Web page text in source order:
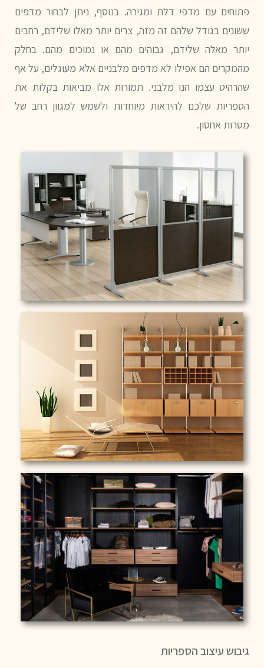
פתוחים עם מדפי דלת ומגירה. בנוסף, ניתן לבחור מדפים
ששונים בגודל שלהם זה מזה, צרים יותר מאלו שלידם, רחבים
יותר מאלה שלידם, גבוהים מהם או נמוכים מהם. בחלק
מהמקרים הם אפילו לא מדפים מלבניים אלא מעוגלים, על אף
שהרהיט עצמו הנו מלבני. תמורות אלו מביאות בקלות את
הספריות שלכם להיראות מיוחדות ולשמש למגוון רחב של
מטרות אחסון.
גיבוש עיצוב הספריות